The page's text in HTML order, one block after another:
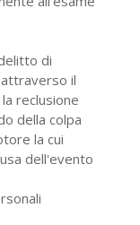
di
il
reclusione
della colpa
la cui
dell'evento